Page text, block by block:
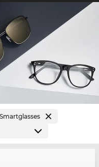
Smartglasses